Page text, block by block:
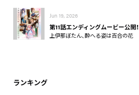
Jun 19, 2026
第11話エンディングムービー公開！
上伊那ぼたん、酔へる姿は百合の花
ランキング